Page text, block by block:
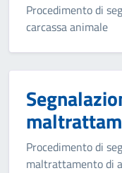
Procedimento di
carcassa animale
Procedimento di
maltrattamento di